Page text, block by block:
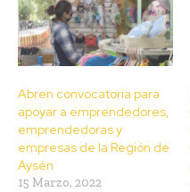
Abren convocatoria para
apoyar a emprendedores,
emprendedoras y
empresas de la Región de
Aysén
15 Marzo, 2022